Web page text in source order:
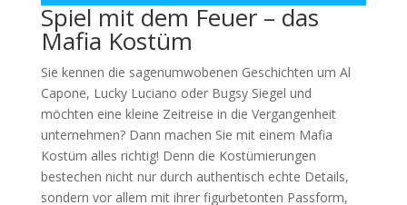
Spiel mit dem Feuer – das
Mafia Kostüm
Sie kennen die sagenumwobenen Geschichten um Al
Capone, Lucky Luciano oder Bugsy Siegel und
möchten eine kleine Zeitreise in die Vergangenheit
unternehmen? Dann machen Sie mit einem Mafia
Kostüm alles richtig! Denn die Kostümierungen
bestechen nicht nur durch authentisch echte Details,
sondern vor allem mit ihrer figurbetonten Passform,